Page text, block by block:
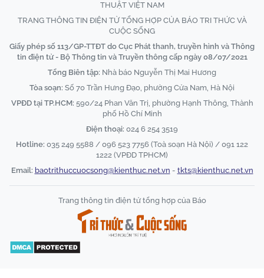
THUẬT VIỆT NAM
TRANG THÔNG TIN ĐIỆN TỬ TỔNG HỢP CỦA BÁO TRI THỨC VÀ
CUỘC SỐNG
Giấy phép số 113/GP-TTĐT do Cục Phát thanh, truyền hình và Thông
tin điện tử - Bộ Thông tin và Truyền thông cấp ngày 08/07/2021
Tổng Biên tập: Nhà báo Nguyễn Thị Mai Hương
Tòa soạn: Số 70 Trần Hưng Đạo, phường Cửa Nam, Hà Nội
VPĐD tại TP.HCM: 590/24 Phan Văn Trị, phường Hạnh Thông, Thành
phố Hồ Chí Minh
Điện thoại: 024 6 254 3519
Hotline: 035 249 5588 / 096 523 7756 (Toà soạn Hà Nội) / 091 122
1222 (VPĐD TPHCM)
Email: baotrithuccuocsong@kienthuc.net.vn - tkts@kienthuc.net.vn
Trang thông tin điện tử tổng hợp của Báo